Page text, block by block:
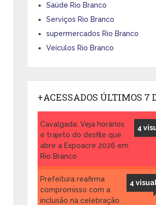
Saúde Rio Branco
Serviços Rio Branco
supermercados Rio Branco
Veículos Rio Branco
+ACESSADOS ÚLTIMOS 7
4
Cavalgada: Veja horários
e trajeto do desfile que
abre a Expoacre 2026 em
Rio Branco
4
Prefeitura reafirma
compromisso com a
inclusão na celebração